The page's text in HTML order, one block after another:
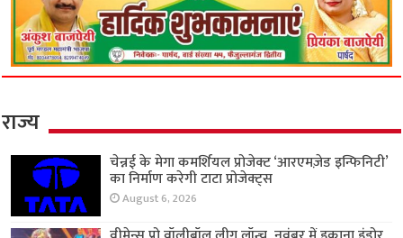
राज्य
चेन्नई के मेगा कमर्शियल प्रोजेक्ट ‘आरएमज़ेड इन्फिनिटी’
का निर्माण करेगी टाटा प्रोजेक्ट्स
August 6, 2026